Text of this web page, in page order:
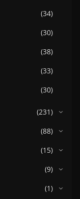
(34)
(30)
(38)
(33)
(30)
(231)
(88)
(15)
(9)
(1)